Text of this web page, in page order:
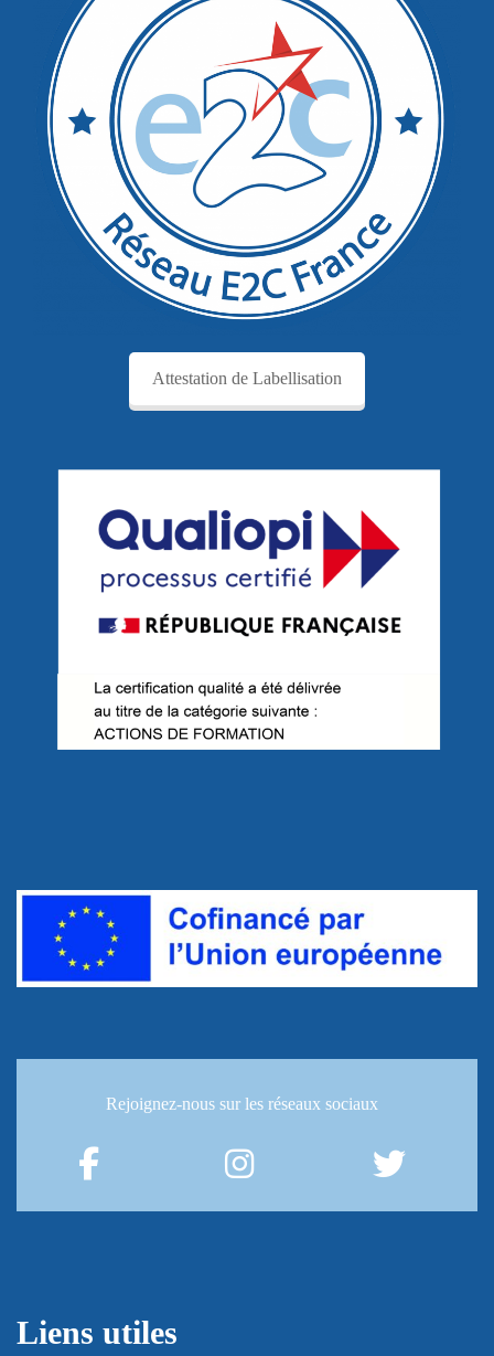
Attestation de Labellisation
Rejoignez-nous sur les réseaux sociaux
Liens utiles